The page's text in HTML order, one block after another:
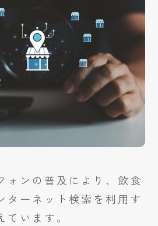
ォンの普及により、飲食
ターネット検索を利用す
います。